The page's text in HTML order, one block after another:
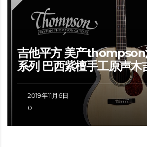
吉他平方 美产
系列 巴西紫檀手工原声木
2019年11月6日
0